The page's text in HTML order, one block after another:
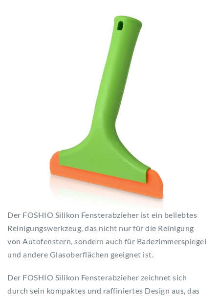
Der FOSHIO Silikon Fensterabzieher ist ein beliebtes
Reinigungswerkzeug, das nicht nur für die Reinigung
von Autofenstern, sondern auch für Badezimmerspiegel
und andere Glasoberflächen geeignet ist.
Der FOSHIO Silikon Fensterabzieher zeichnet sich
durch sein kompaktes und raffiniertes Design aus, das